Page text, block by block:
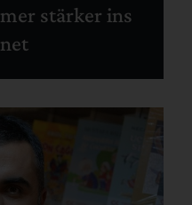
stärker ins